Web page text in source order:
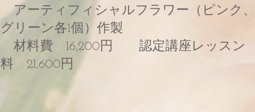
アーティフィシャルフラワー（ピンク、
グリーン各1個）作製
材料費 16,200円 認定講座レッスン
料 21,600円